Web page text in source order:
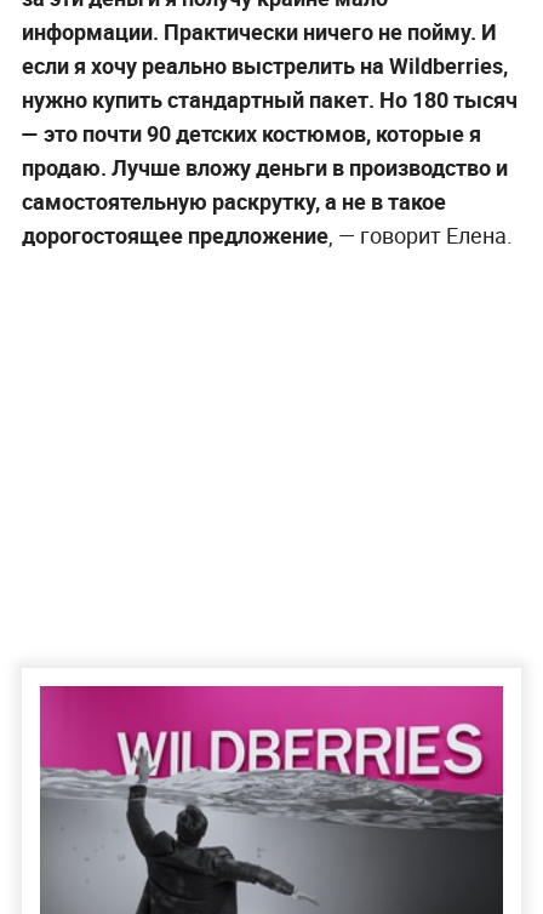
информации. Практически ничего не пойму. И
если я хочу реально выстрелить на Wildberries,
нужно купить стандартный пакет. Но 180 тысяч
— это почти 90 детских костюмов, которые я
продаю. Лучше вложу деньги в производство и
самостоятельную раскрутку, а не в такое
дорогостоящее предложение, — говорит Елена.